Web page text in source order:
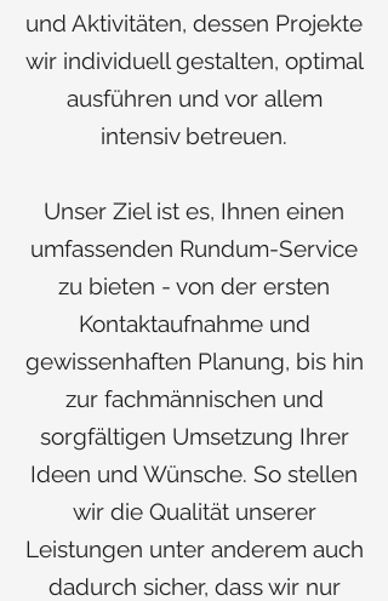
und Aktivitäten, dessen Projekte
wir individuell gestalten, optimal
ausführen und vor allem
intensiv betreuen.
Unser Ziel ist es, Ihnen einen
umfassenden Rundum-Service
zu bieten - von der ersten
Kontaktaufnahme und
gewissenhaften Planung, bis hin
zur fachmännischen und
sorgfältigen Umsetzung Ihrer
Ideen und Wünsche. So stellen
wir die Qualität unserer
Leistungen unter anderem auch
dadurch sicher, dass wir nur